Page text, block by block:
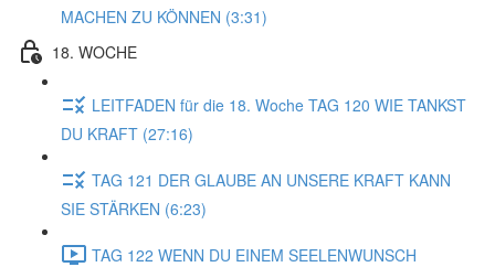
MACHEN ZU KÖNNEN (3:31)
18. WOCHE
LEITFADEN für die 18. Woche TAG 120 WIE TANKST
DU KRAFT (27:16)
TAG 121 DER GLAUBE AN UNSERE KRAFT KANN
SIE STÄRKEN (6:23)
TAG 122 WENN DU EINEM SEELENWUNSCH